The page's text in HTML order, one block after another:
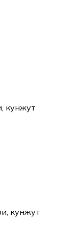
кунжут
кунжут